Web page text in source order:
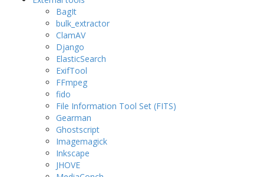
BagIt
bulk_extractor
ClamAV
Django
ElasticSearch
ExifTool
FFmpeg
fido
File Information Tool Set (FITS)
Gearman
Ghostscript
Imagemagick
Inkscape
JHOVE